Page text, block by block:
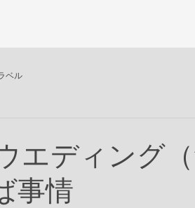
ベル
エディング
事情